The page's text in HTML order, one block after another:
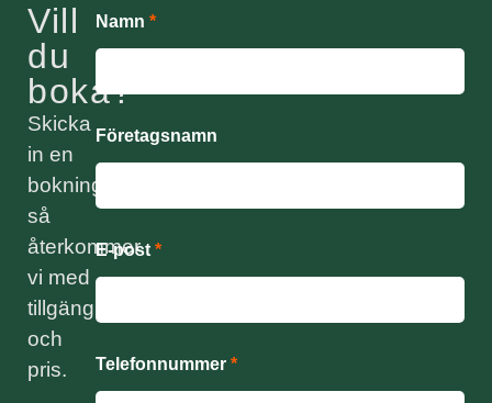
Vill
du
boka?
Skicka
in en
bokningsförfrågan
så
återkommer
vi med
tillgänglighet
och
pris.
Namn*
Företagsnamn
E-post*
Telefonnummer*